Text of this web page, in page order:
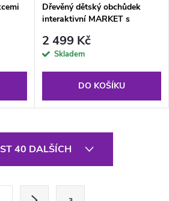
Dřevěný dětský obchůdek
interaktivní MARKET s
2 499 Kč
Skladem
DO KOŠÍKU
40 DALŠÍCH